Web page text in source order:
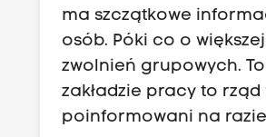
ma szczątkowe
osób. Póki co o
zwolnień grupowych.
zakładzie pracy to
poinformowani na